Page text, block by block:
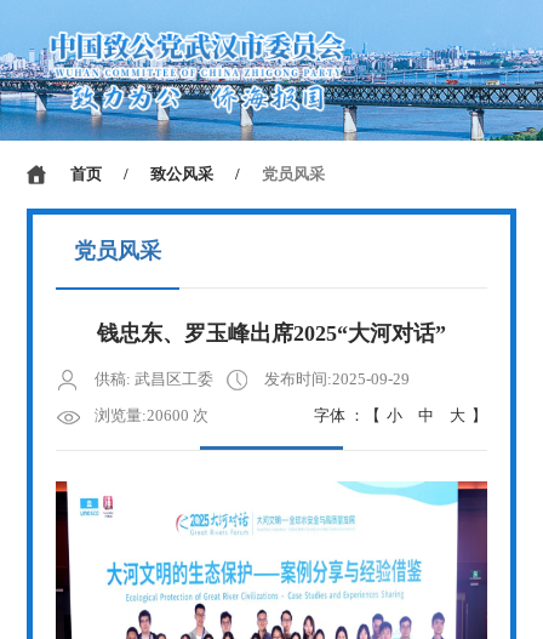
首页 / 致公风采 / 党员风采
党员风采
钱忠东、罗玉峰出席2025“大河对话”
供稿: 武昌区工委
发布时间:2025-09-29
浏览量:20600 次
字体 ：【 小 中 大 】